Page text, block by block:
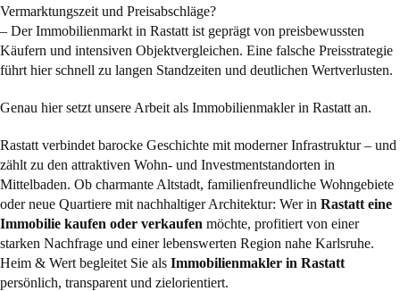
Vermarktungszeit und Preisabschläge?
– Der Immobilienmarkt in Rastatt ist geprägt von preisbewussten
Käufern und intensiven Objektvergleichen. Eine falsche Preisstrategie
führt hier schnell zu langen Standzeiten und deutlichen Wertverlusten.
Genau hier setzt unsere Arbeit als Immobilienmakler in Rastatt an.
Rastatt verbindet barocke Geschichte mit moderner Infrastruktur – und
zählt zu den attraktiven Wohn- und Investmentstandorten in
Mittelbaden. Ob charmante Altstadt, familienfreundliche Wohngebiete
oder neue Quartiere mit nachhaltiger Architektur: Wer in Rastatt eine
Immobilie kaufen oder verkaufen möchte, profitiert von einer
starken Nachfrage und einer lebenswerten Region nahe Karlsruhe.
Heim & Wert begleitet Sie als Immobilienmakler in Rastatt
persönlich, transparent und zielorientiert.